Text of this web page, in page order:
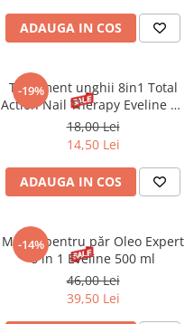
ADAUGA IN COS
-19%
Tratament unghii 8in1 Total
Action Nail Therapy Eveline 12
ml
18,00 Lei
14,50 Lei
ADAUGA IN COS
-14%
Mască pentru păr Oleo Expert
8 in 1 Eveline 500 ml
46,00 Lei
39,50 Lei